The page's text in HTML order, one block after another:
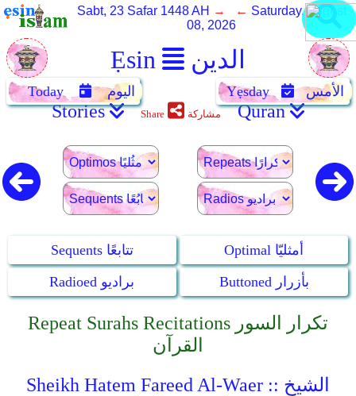
Ẹsin الدين
Sabt, 23 Safar 1448 AH → ← Saturday, August
08, 2026
Today اليوم Yẹsday الأمس
Stories Share مشاركة Quran
Sequents تتابعًا
Optimal أمثليّا
Radioed براديو
Buttoned بأزرار
Repeat Surahs Recitations تكرار السور
القرآن
Sheikh Hatem Fareed Al-Waer :: الشيخ